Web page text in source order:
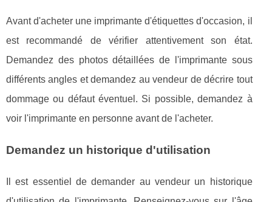
Avant d'acheter une imprimante d'étiquettes d'occasion, il
est recommandé de vérifier attentivement son état.
Demandez des photos détaillées de l'imprimante sous
différents angles et demandez au vendeur de décrire tout
dommage ou défaut éventuel. Si possible, demandez à
voir l'imprimante en personne avant de l'acheter.
Demandez un historique d'utilisation
Il est essentiel de demander au vendeur un historique